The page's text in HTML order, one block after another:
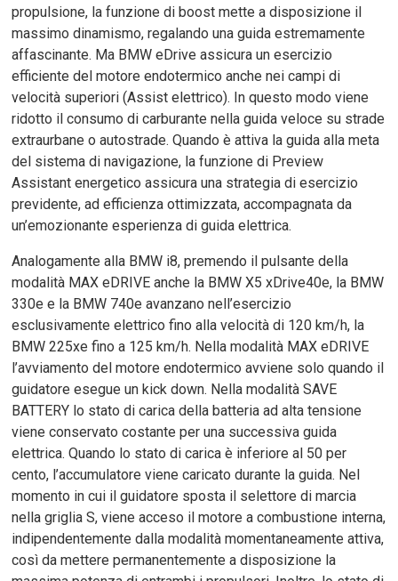
propulsione, la funzione di boost mette a disposizione il
massimo dinamismo, regalando una guida estremamente
affascinante. Ma BMW eDrive assicura un esercizio
efficiente del motore endotermico anche nei campi di
velocità superiori (Assist elettrico). In questo modo viene
ridotto il consumo di carburante nella guida veloce su strade
extraurbane o autostrade. Quando è attiva la guida alla meta
del sistema di navigazione, la funzione di Preview
Assistant energetico assicura una strategia di esercizio
previdente, ad efficienza ottimizzata, accompagnata da
un’emozionante esperienza di guida elettrica.
Analogamente alla BMW i8, premendo il pulsante della
modalità MAX eDRIVE anche la BMW X5 xDrive40e, la BMW
330e e la BMW 740e avanzano nell’esercizio
esclusivamente elettrico fino alla velocità di 120 km/h, la
BMW 225xe fino a 125 km/h. Nella modalità MAX eDRIVE
l’avviamento del motore endotermico avviene solo quando il
guidatore esegue un kick down. Nella modalità SAVE
BATTERY lo stato di carica della batteria ad alta tensione
viene conservato costante per una successiva guida
elettrica. Quando lo stato di carica è inferiore al 50 per
cento, l’accumulatore viene caricato durante la guida. Nel
momento in cui il guidatore sposta il selettore di marcia
nella griglia S, viene acceso il motore a combustione interna,
indipendentemente dalla modalità momentaneamente attiva,
così da mettere permanentemente a disposizione la